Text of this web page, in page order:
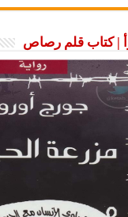
| كتاب قلم رصاص